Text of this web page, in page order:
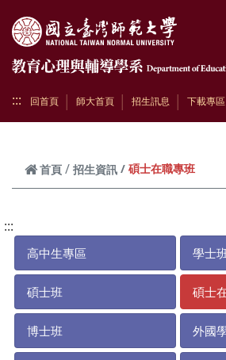
::: 回首頁 師大首頁 招生訊息 下載專區
首頁 招生資訊 碩士在職專班
:::
高中生專區 學士
碩士班 碩士
博士班 外國